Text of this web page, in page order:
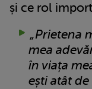
și ce rol
„Prietena
mea
în viața
ești atât